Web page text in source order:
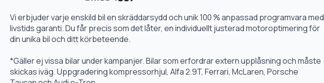
Vi erbjuder varje enskild bil en skräddarsydd och unik 100 % anpassad programvara med
livstids garanti. Du får precis som det låter, en individuellt justerad motoroptimering för
din unika bil och ditt körbeteende.
*Gäller ej vissa bilar under kampanjer. Bilar som erfordrar extern upplåsning och måste
skickas iväg. Uppgradering kompressorhjul, Alfa 2.9T, Ferrari, McLaren, Porsche